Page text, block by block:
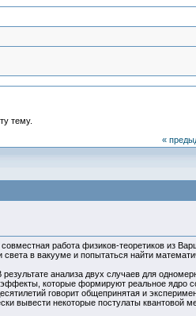
тему.
«
работа физиков-теоретиков из
в вакууме и попытаться найти
анализа двух случаев для
которые формируют реальное ядро
говорит общепринятая и
вывести некоторые постулаты квантовой